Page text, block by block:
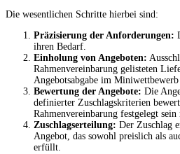
Die wesentlichen Schritte hierbei sind:
Präzisierung der Anforderungen:
ihren Bedarf.
Einholung von Angeboten:
Rahmenvereinbarung gelisteten
Angebotsabgabe im
Bewertung der Angebote: Die
definierter Zuschlagskriterien
Rahmenvereinbarung festgelegt sein
Zuschlagserteilung: Der Zuschlag
Angebot, das sowohl preislich als
erfüllt.